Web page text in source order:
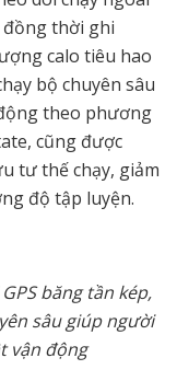
đồng thời ghi
calo tiêu hao
bộ chuyên sâu
theo phương
cũng được
tư thế chạy, giảm
độ tập luyện.
băng tần kép,
sâu giúp người
vận động